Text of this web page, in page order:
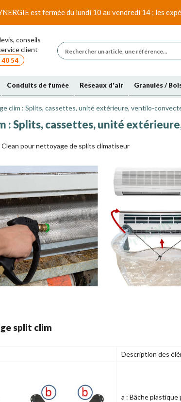
est fermée du lundi 10 au vendredi 14 ; les
conseils
client
40 54
Conduits de fumée Réseaux d'air Granulés /
clim : Splits, cassettes, unité extérieure, ventilo-
: Splits, cassettes, unité
pour nettoyage de splits climatiseur
split clim
Description des
a : Bâche